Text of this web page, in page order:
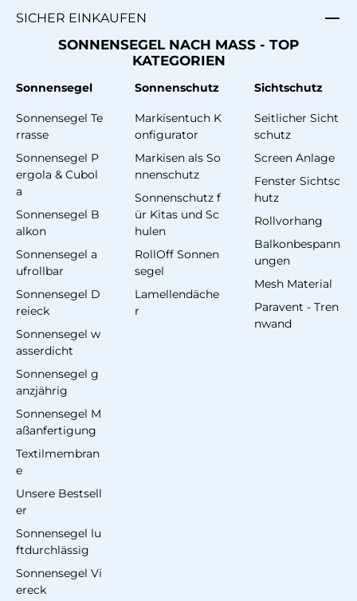
SICHER EINKAUFEN
SONNENSEGEL NACH MASS - TOP
KATEGORIEN
Sonnensegel
Sonnensegel Te
rrasse
Sonnensegel P
ergola & Cubol
a
Sonnensegel B
alkon
Sonnensegel a
ufrollbar
Sonnensegel D
reieck
Sonnensegel w
asserdicht
Sonnensegel g
anzjährig
Sonnensegel M
aßanfertigung
Textilmembran
e
Unsere Bestsell
er
Sonnensegel lu
ftdurchlässig
Sonnensegel Vi
ereck
Sonnenschutz
Markisentuch K
onfigurator
Markisen als So
nnenschutz
Sonnenschutz f
ür Kitas und Sc
hulen
RollOff Sonnen
segel
Lamellendäche
r
Sichtschutz
Seitlicher Sicht
schutz
Screen Anlage
Fenster Sichtsc
hutz
Rollvorhang
Balkonbespann
ungen
Mesh Material
Paravent - Tren
nwand